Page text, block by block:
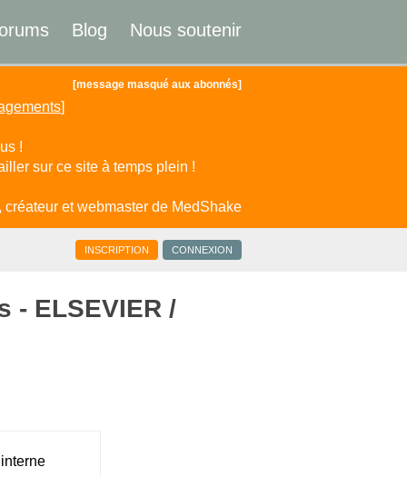
Blog Nous soutenir
[message masqué aux abonnés]
]
!
sur ce site à temps plein !
créateur et webmaster de MedShake
INSCRIPTION CONNEXION
- ELSEVIER /